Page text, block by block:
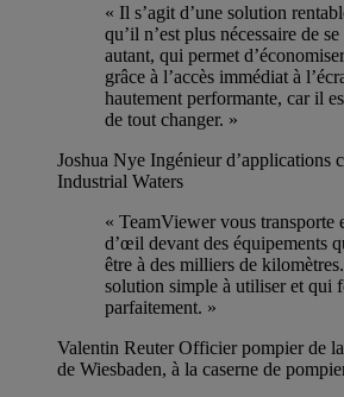
« Il s’agit d’une solution
qu’il n’est plus nécessaire de
autant, qui permet
grâce à l’accès immédiat à
hautement performante, car il
de tout changer. »
Joshua Nye Ingénieur d’applications
Industrial Waters
« TeamViewer vous transporte
d’œil devant des équipements
être à des milliers de
solution simple à utiliser et qui
parfaitement. »
Valentin Reuter Officier pompier de
de Wiesbaden, à la caserne de